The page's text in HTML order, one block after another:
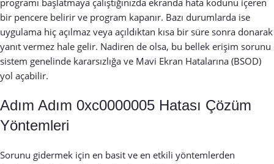
bir pencere belirir ve program kapanır. Bazı durumlarda ise
uygulama hiç açılmaz veya açıldıktan kısa bir süre sonra donarak
yanıt vermez hale gelir. Nadiren de olsa, bu bellek erişim sorunu
sistem genelinde kararsızlığa ve Mavi Ekran Hatalarına (BSOD)
yol açabilir.
Adım Adım 0xc0000005 Hatası Çözüm
Yöntemleri
Sorunu gidermek için en basit ve en etkili yöntemlerden